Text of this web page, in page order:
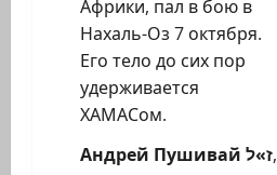
Африки, пал в бою в
Нахаль-Оз 7 октября.
Его тело до сих пор
удерживается
ХАМАСом.
Андрей Пушивай ז»ל,